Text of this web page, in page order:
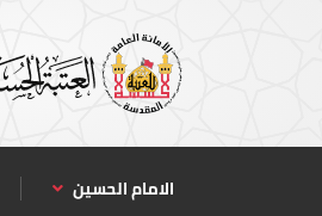
الامام الحسين